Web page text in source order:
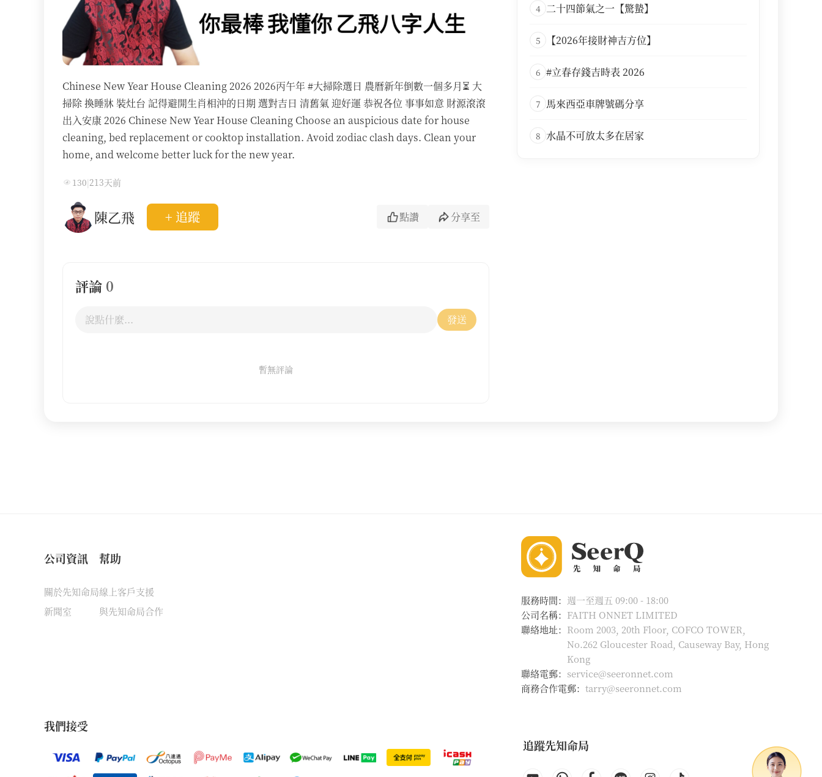
Chinese New Year House Cleaning 2026 2026丙午年 #大掃除選日 農曆新年倒數一個多月⏳ 大
掃除 換睡牀 裝灶台 記得避開生肖相沖的日期 選對吉日 清舊氣 迎好運 恭祝各位 事事如意 財源滾滾
出入安康 2026 Chinese New Year House Cleaning Choose an auspicious date for house
cleaning, bed replacement or cooktop installation. Avoid zodiac clash days. Clean your
home, and welcome better luck for the new year.
130|213天前
陳乙飛 + 追蹤 點讚 分享至
評論 0
發送
暫無評論
4 二十四節氣之一【驚蟄】
5 【2026年接財神吉方位】
6 #立春存錢吉時表 2026
7 馬來西亞車牌號碼分享
8 水晶不可放太多在居家
公司資訊
關於先知命局
新聞室
幫助
線上客戶支援
與先知命局合作
服務時間： 週一至週五 09:00 - 18:00
公司名稱： FAITH ONNET LIMITED
聯絡地址： Room 2003, 20th Floor, COFCO TOWER,
No.262 Gloucester Road, Causeway Bay, Hong
Kong
聯絡電郵： service@seeronnet.com
商務合作電郵： tarry@seeronnet.com
我們接受
追蹤先知命局